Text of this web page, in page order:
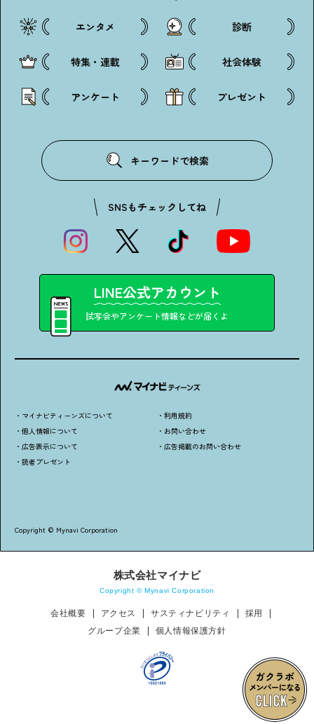
エンタメ 診断
特集・連載 社会体験
アンケート プレゼント
キーワードで検索
SNSもチェックしてね
LINE公式アカウント
試写会やアンケート情報などが届くよ
・マイナビティーンズについて
・個人情報について
・広告表示について
・読者プレゼント
・利用規約
・お問い合わせ
・広告掲載のお問い合わせ
Copyright © Mynavi Corporation
株式会社マイナビ
Copyright © Mynavi Corporation
会社概要 アクセス サスティナビリティ
採用
グループ企業
個人情報保護方針